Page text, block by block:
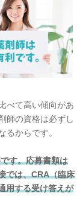
べて高い傾向があ
師の資格は必ずし
るからです。
す。応募書類は
では、CRA（臨床
用する受け答えが